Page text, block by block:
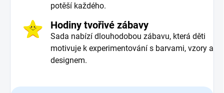
potěší každého.
Hodiny tvořivé zábavy
Sada nabízí dlouhodobou zábavu, která děti
motivuje k experimentování s barvami, vzory a
designem.